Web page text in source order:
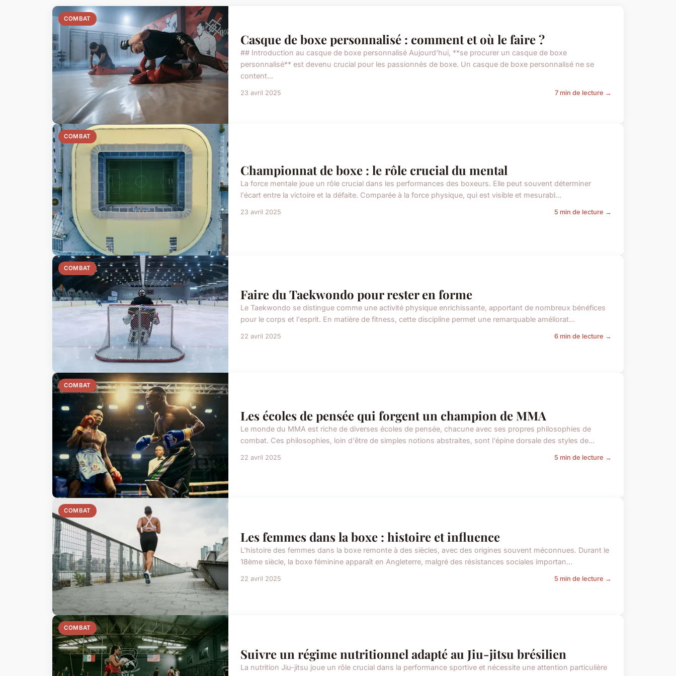
COMBAT
Casque de boxe personnalisé : comment et où le faire ?
## Introduction au casque de boxe personnalisé Aujourd'hui, **se procurer un casque de boxe
personnalisé** est devenu crucial pour les passionnés de boxe. Un casque de boxe personnalisé ne se
content...
23 avril 2025 7 min de lecture →
COMBAT
Championnat de boxe : le rôle crucial du mental
La force mentale joue un rôle crucial dans les performances des boxeurs. Elle peut souvent déterminer
l'écart entre la victoire et la défaite. Comparée à la force physique, qui est visible et mesurabl...
23 avril 2025 5 min de lecture →
COMBAT
Faire du Taekwondo pour rester en forme
Le Taekwondo se distingue comme une activité physique enrichissante, apportant de nombreux bénéfices
pour le corps et l'esprit. En matière de fitness, cette discipline permet une remarquable améliorat...
22 avril 2025 6 min de lecture →
COMBAT
Les écoles de pensée qui forgent un champion de MMA
Le monde du MMA est riche de diverses écoles de pensée, chacune avec ses propres philosophies de
combat. Ces philosophies, loin d'être de simples notions abstraites, sont l'épine dorsale des styles de...
22 avril 2025 5 min de lecture →
COMBAT
Les femmes dans la boxe : histoire et influence
L'histoire des femmes dans la boxe remonte à des siècles, avec des origines souvent méconnues. Durant le
18ème siècle, la boxe féminine apparaît en Angleterre, malgré des résistances sociales importan...
22 avril 2025 5 min de lecture →
COMBAT
Suivre un régime nutritionnel adapté au Jiu-jitsu brésilien
La nutrition Jiu-jitsu joue un rôle crucial dans la performance sportive et nécessite une attention particulière